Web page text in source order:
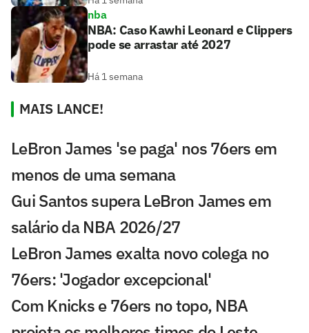
nba
NBA: Caso Kawhi Leonard e Clippers
pode se arrastar até 2027
Há 1 semana
MAIS LANCE!
LeBron James 'se paga' nos 76ers em
menos de uma semana
Gui Santos supera LeBron James em
salário da NBA 2026/27
LeBron James exalta novo colega no
76ers: 'Jogador excepcional'
Com Knicks e 76ers no topo, NBA